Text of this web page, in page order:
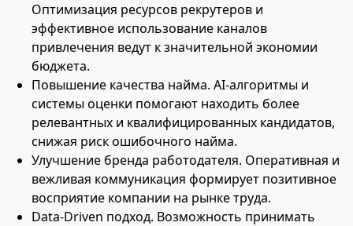
Оптимизация ресурсов рекрутеров и
эффективное использование каналов
привлечения ведут к значительной экономии
бюджета.
Повышение качества найма. AI-алгоритмы и
системы оценки помогают находить более
релевантных и квалифицированных кандидатов,
снижая риск ошибочного найма.
Улучшение бренда работодателя. Оперативная и
вежливая коммуникация формирует позитивное
восприятие компании на рынке труда.
Data-Driven подход. Возможность принимать